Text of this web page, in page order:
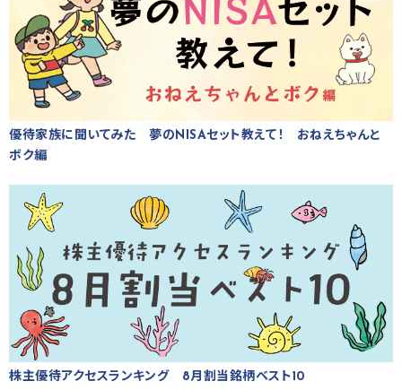
優待家族に聞いてみた 夢のNISAセット教えて！ おねえちゃんと
ボク編
株主優待アクセスランキング 8月割当銘柄ベスト10